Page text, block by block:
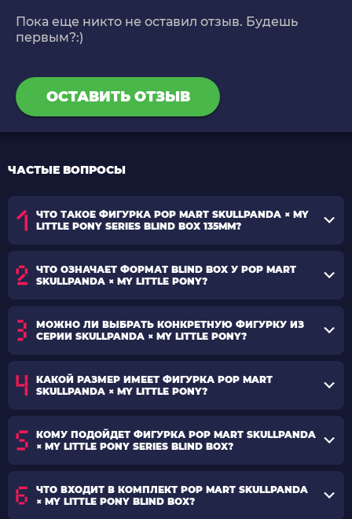
Пока еще никто не оставил отзыв. Будешь
первым?:)
ОСТАВИТЬ ОТЗЫВ
ЧАСТЫЕ ВОПРОСЫ
ЧТО ТАКОЕ ФИГУРКА POP MART SKULLPANDA × MY
LITTLE PONY SERIES BLIND BOX 135MM?
ЧТО ОЗНАЧАЕТ ФОРМАТ BLIND BOX У POP MART
SKULLPANDA × MY LITTLE PONY?
МОЖНО ЛИ ВЫБРАТЬ КОНКРЕТНУЮ ФИГУРКУ ИЗ
СЕРИИ SKULLPANDA × MY LITTLE PONY?
КАКОЙ РАЗМЕР ИМЕЕТ ФИГУРКА POP MART
SKULLPANDA × MY LITTLE PONY?
КОМУ ПОДОЙДЕТ ФИГУРКА POP MART SKULLPANDA
× MY LITTLE PONY SERIES BLIND BOX?
ЧТО ВХОДИТ В КОМПЛЕКТ POP MART SKULLPANDA
× MY LITTLE PONY BLIND BOX?